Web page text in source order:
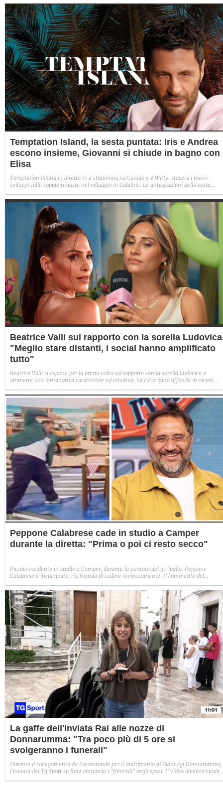
Temptation Island, la sesta puntata: Iris e Andrea
escono insieme, Giovanni si chiude in bagno con
Elisa
Temptation Island in diretta tv e streaming su Canale 5 e Witty: stasera i nuovi
sviluppi sulle coppie rimaste nel villaggio in Calabria. Le anticipazioni della sesta
Sabrina rifiuta il falò con Giovanni e si avvicina a Lory.
Beatrice Valli sul rapporto con la sorella
"Meglio stare distanti, i social hanno amplificato
tutto"
Beatrice Valli si espone per la prima volta sul rapporto con la sorella Ludovica e
ammette una lontananza caratteriale ed emotiva. La cui origina affonda in alcuni
aiutavamo. Non perché non volesse farlo, ma perché era più piccola e aveva un
Peppone Calabrese cade in studio a Camper
durante la diretta: "Prima o poi ci resto secco"
Piccolo incidente in studio a Camper, durante la puntata del 30 luglio. Peppone
Calabrese è inciampato, rischiando di cadere rovinosamente. Il commento del
La gaffe dell'inviata Rai alle nozze di
Donnarumma: "Tra poco più di 5 ore si
svolgeranno i funerali"
Durante il collegamento da Locorotondo per il matrimonio di Gianluigi Donnarumma,
l'inviata del Tg Sport su Rai2 annuncia i "funerali" degli sposi. Il video diventa virale.